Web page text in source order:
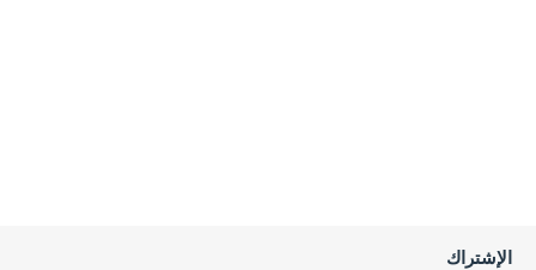
الإشتراك